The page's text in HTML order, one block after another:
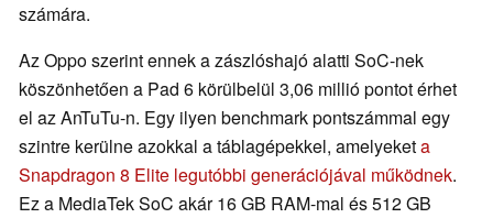
számára.
Az Oppo szerint ennek a zászlóshajó alatti SoC-nek
köszönhetően a Pad 6 körülbelül 3,06 millió pontot érhet
el az AnTuTu-n. Egy ilyen benchmark pontszámmal egy
szintre kerülne azokkal a táblagépekkel, amelyeketa
Snapdragon 8 Elite legutóbbi generációjával működnek.
Ez a MediaTek SoC akár 16 GB RAM-mal és 512 GB